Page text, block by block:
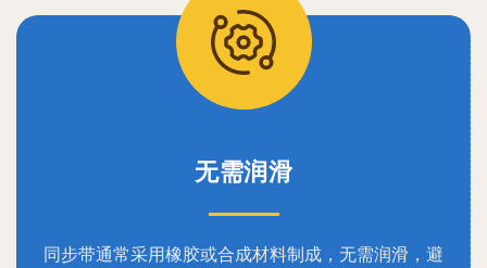
无需润滑
同步带通常采用橡胶或合成材料制成，无需润滑，避